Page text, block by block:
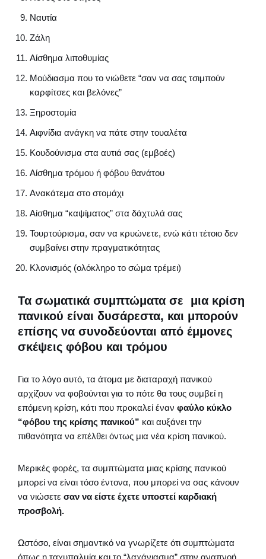
Ναυτία
Ζάλη
Αίσθημα λιποθυμίας
Μούδιασμα που το νιώθετε “σαν να σας τσιμπούν
καρφίτσες και βελόνες”
Ξηροστομία
Αιφνίδια ανάγκη να πάτε στην τουαλέτα
Κουδούνισμα στα αυτιά σας (εμβοές)
Αίσθημα τρόμου ή φόβου θανάτου
Ανακάτεμα στο στομάχι
Αίσθημα “καψίματος” στα δάχτυλά σας
Τουρτούρισμα, σαν να κρυώνετε, ενώ κάτι τέτοιο δεν
συμβαίνει στην πραγματικότητας
Κλονισμός (ολόκληρο το σώμα τρέμει)
Τα σωματικά συμπτώματα σε μια κρίση
πανικού είναι δυσάρεστα, και μπορούν
επίσης να συνοδεύονται από έμμονες
σκέψεις φόβου και τρόμου
Για το λόγο αυτό, τα άτομα με διαταραχή πανικού
αρχίζουν να φοβούνται για το πότε θα τους συμβεί η
επόμενη κρίση, κάτι που προκαλεί έναν φαύλο κύκλο
“φόβου της κρίσης πανικού” και αυξάνει την
πιθανότητα να επέλθει όντως μια νέα κρίση πανικού.
Μερικές φορές, τα συμπτώματα μιας κρίσης πανικού
μπορεί να είναι τόσο έντονα, που μπορεί να σας κάνουν
να νιώσετε σαν να είστε έχετε υποστεί καρδιακή
προσβολή.
Ωστόσο, είναι σημαντικό να γνωρίζετε ότι συμπτώματα